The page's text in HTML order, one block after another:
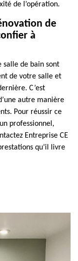
de l’opération.
de
à
salle de bain sont
de votre salle et
C’est
autre manière
Pour réussir ce
professionnel,
Entreprise CE
qu’il livre